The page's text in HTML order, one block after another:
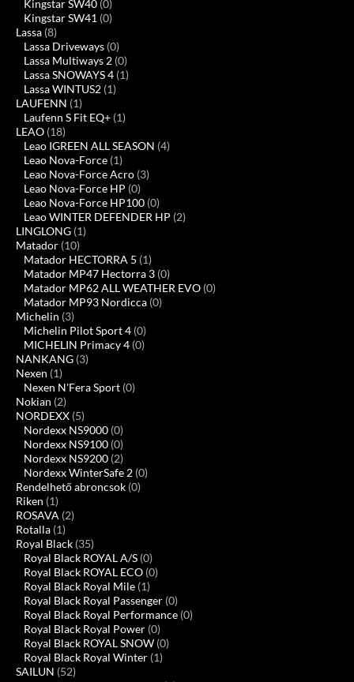
Kingstar SW40 (0)
Kingstar SW41 (0)
Lassa (8)
Lassa Driveways (0)
Lassa Multiways 2 (0)
Lassa SNOWAYS 4 (1)
Lassa WINTUS2 (1)
LAUFENN (1)
Laufenn S Fit EQ+ (1)
LEAO (18)
Leao IGREEN ALL SEASON (4)
Leao Nova-Force (1)
Leao Nova-Force Acro (3)
Leao Nova-Force HP (0)
Leao Nova-Force HP100 (0)
Leao WINTER DEFENDER HP (2)
LINGLONG (1)
Matador (10)
Matador HECTORRA 5 (1)
Matador MP47 Hectorra 3 (0)
Matador MP62 ALL WEATHER EVO (0)
Matador MP93 Nordicca (0)
Michelin (3)
Michelin Pilot Sport 4 (0)
MICHELIN Primacy 4 (0)
NANKANG (3)
Nexen (1)
Nexen N'Fera Sport (0)
Nokian (2)
NORDEXX (5)
Nordexx NS9000 (0)
Nordexx NS9100 (0)
Nordexx NS9200 (2)
Nordexx WinterSafe 2 (0)
Rendelhető abroncsok (0)
Riken (1)
ROSAVA (2)
Rotalla (1)
Royal Black (35)
Royal Black ROYAL A/S (0)
Royal Black ROYAL ECO (0)
Royal Black Royal Mile (1)
Royal Black Royal Passenger (0)
Royal Black Royal Performance (0)
Royal Black Royal Power (0)
Royal Black ROYAL SNOW (0)
Royal Black Royal Winter (1)
SAILUN (52)